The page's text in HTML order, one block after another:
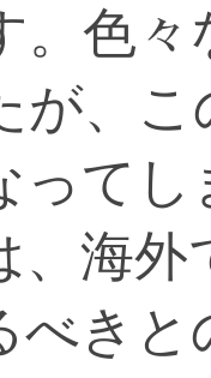
。色
が、
って
、海
べき